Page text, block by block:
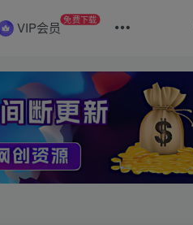
VIP会员 免费下载